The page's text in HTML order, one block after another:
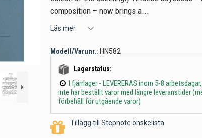
composition – now brings a...
Läs mer
Modell/Varunr.: HN582
Lagerstatus:
I fjärrlager - LEVERERAS inom 5-8
inte har beställt varor med längre leveranstider
förbehåll för utgående varor)
Tillägg till Stepnote önskelista